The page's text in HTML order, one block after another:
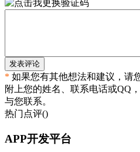
发表评论
* 如果您有其他想法和建议，请
附上您的姓名、联系电话或QQ
与您联系。
热门点评()
APP开发平台